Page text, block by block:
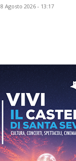
8 Agosto 2026 - 13:17